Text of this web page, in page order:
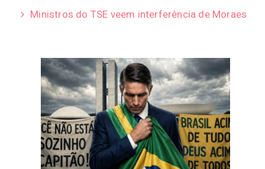
Ministros do TSE veem interferência de Moraes